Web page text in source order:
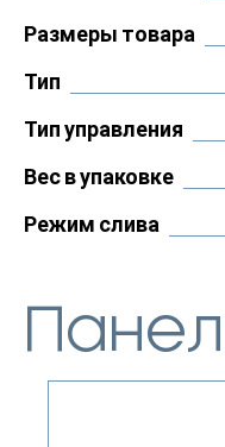
Размеры товара
Тип
Тип управления
Вес в упаковке
Режим слива